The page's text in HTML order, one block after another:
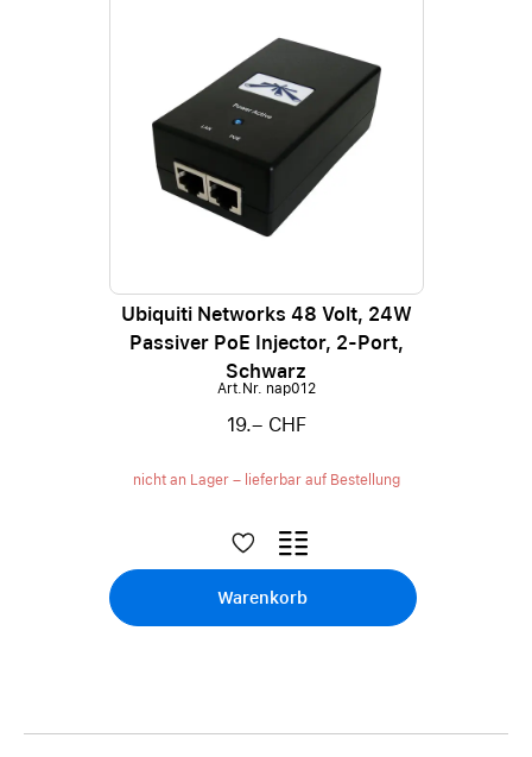
Ubiquiti Networks 48 Volt, 24W
Passiver PoE Injector, 2-Port,
Schwarz
Art.Nr. nap012
19.– CHF
nicht an Lager – lieferbar auf Bestellung
Warenkorb